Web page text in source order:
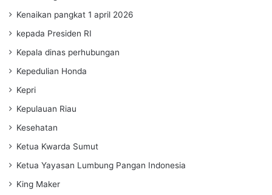
Kenaikan pangkat 1 april 2026
kepada Presiden RI
Kepala dinas perhubungan
Kepedulian Honda
Kepri
Kepulauan Riau
Kesehatan
Ketua Kwarda Sumut
Ketua Yayasan Lumbung Pangan Indonesia
King Maker